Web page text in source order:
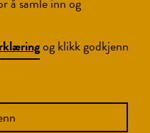
© 2026
byBrandingbox.no
og klikk godkjenn